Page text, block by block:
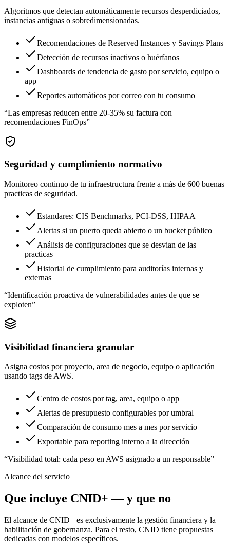
Algoritmos que detectan automáticamente recursos desperdiciados,
instancias antiguas o sobredimensionadas.
Recomendaciones de Reserved Instances y Savings Plans
Detección de recursos inactivos o huérfanos
Dashboards de tendencia de gasto por servicio, equipo o
app
Reportes automáticos por correo con tu consumo
“Las empresas reducen entre 20-35% su factura con
recomendaciones FinOps”
Seguridad y cumplimiento normativo
Monitoreo continuo de tu infraestructura frente a más de 600 buenas
practicas de seguridad.
Estandares: CIS Benchmarks, PCI-DSS, HIPAA
Alertas si un puerto queda abierto o un bucket público
Análisis de configuraciones que se desvian de las
practicas
Historial de cumplimiento para auditorías internas y
externas
“Identificación proactiva de vulnerabilidades antes de que se
exploten”
Visibilidad financiera granular
Asigna costos por proyecto, area de negocio, equipo o aplicación
usando tags de AWS.
Centro de costos por tag, area, equipo o app
Alertas de presupuesto configurables por umbral
Comparación de consumo mes a mes por servicio
Exportable para reporting interno a la dirección
“Visibilidad total: cada peso en AWS asignado a un responsable”
Alcance del servicio
Que incluye CNID+ — y que no
El alcance de CNID+ es exclusivamente la gestión financiera y la
habilitación de gobernanza. Para el resto, CNID tiene propuestas
dedicadas con modelos específicos.